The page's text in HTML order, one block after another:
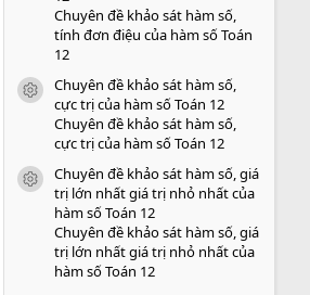
Chuyên đề khảo sát hàm số,
tính đơn điệu của hàm số Toán
12
icon tài liệu
Chuyên đề khảo sát hàm số,
cực trị của hàm số Toán 12
Chuyên đề khảo sát hàm số,
cực trị của hàm số Toán 12
icon tài liệu
Chuyên đề khảo sát hàm số, giá
trị lớn nhất giá trị nhỏ nhất của
hàm số Toán 12
Chuyên đề khảo sát hàm số, giá
trị lớn nhất giá trị nhỏ nhất của
hàm số Toán 12